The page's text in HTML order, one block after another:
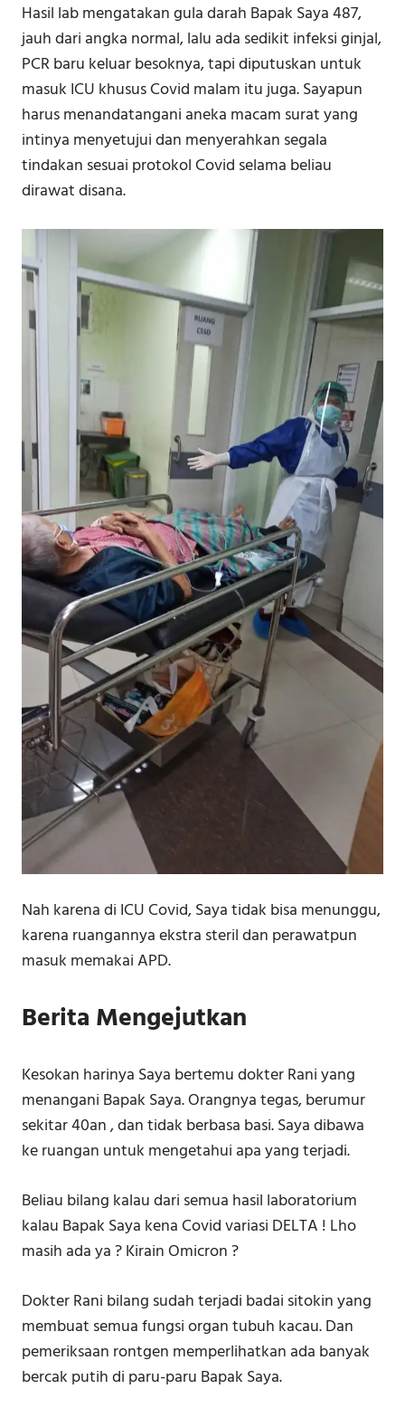
Hasil lab mengatakan gula darah Bapak Saya 487,
jauh dari angka normal, lalu ada sedikit infeksi ginjal,
PCR baru keluar besoknya, tapi diputuskan untuk
masuk ICU khusus Covid malam itu juga. Sayapun
harus menandatangani aneka macam surat yang
intinya menyetujui dan menyerahkan segala
tindakan sesuai protokol Covid selama beliau
dirawat disana.
Nah karena di ICU Covid, Saya tidak bisa menunggu,
karena ruangannya ekstra steril dan perawatpun
masuk memakai APD.
Berita Mengejutkan
Kesokan harinya Saya bertemu dokter Rani yang
menangani Bapak Saya. Orangnya tegas, berumur
sekitar 40an , dan tidak berbasa basi. Saya dibawa
ke ruangan untuk mengetahui apa yang terjadi.
Beliau bilang kalau dari semua hasil laboratorium
kalau Bapak Saya kena Covid variasi DELTA ! Lho
masih ada ya ? Kirain Omicron ?
Dokter Rani bilang sudah terjadi badai sitokin yang
membuat semua fungsi organ tubuh kacau. Dan
pemeriksaan rontgen memperlihatkan ada banyak
bercak putih di paru-paru Bapak Saya.